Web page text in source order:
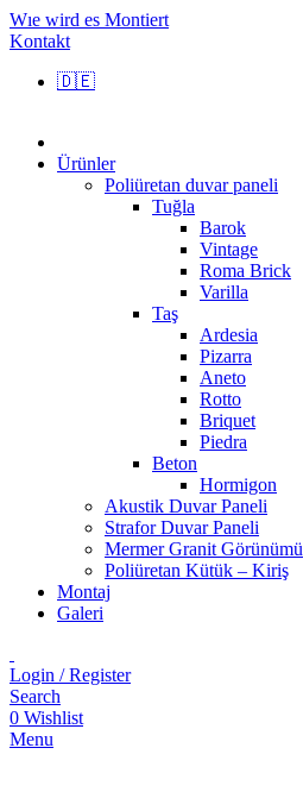
Wıe wird es Montiert
Kontakt
🇩🇪
Ürünler
Poliüretan duvar paneli
Tuğla
Barok
Vintage
Roma Brick
Varilla
Taş
Ardesia
Pizarra
Aneto
Rotto
Briquet
Piedra
Beton
Hormigon
Akustik Duvar Paneli
Strafor Duvar Paneli
Mermer Granit Görünümü
Poliüretan Kütük – Kiriş
Montaj
Galeri
Login / Register
Search
0 Wishlist
Menu